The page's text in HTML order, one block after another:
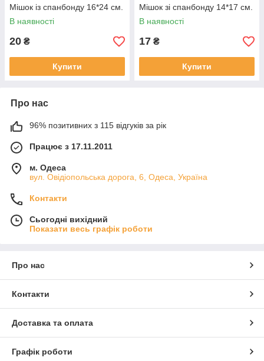
Мішок із спанбонду 16*24 см.
В наявності
20 ₴
Купити
Мішок зі спанбонду 14*17 см.
В наявності
17 ₴
Купити
Про нас
96% позитивних з 115 відгуків за рік
Працює з 17.11.2011
м. Одеса
вул. Овідіопольська дорога, 6, Одеса, Україна
Контакти
Сьогодні вихідний
Показати весь графік роботи
Про нас
Контакти
Доставка та оплата
Графік роботи